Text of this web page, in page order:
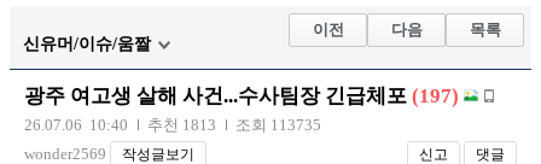
자유사진 군사/무기
트럭/버스 항공/해운/철도
장착시공사진
신유머/이슈/움짤
이전 다음 목록
광주 여고생 살해 사건...수사팀장 긴급체포 (197)
26.07.06 10:40 추천 1813
조회 113735
wonder2569
작성글보기 신고 댓글